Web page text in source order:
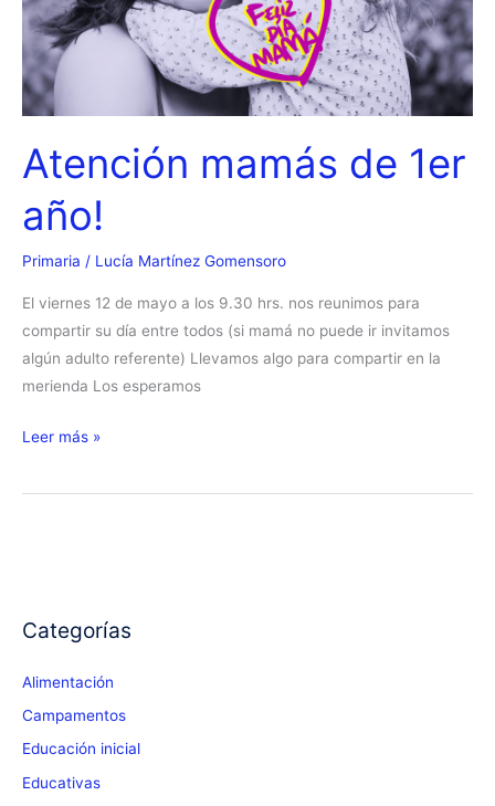
Atención mamás de 1er
año!
Primaria / Lucía Martínez Gomensoro
El viernes 12 de mayo a los 9.30 hrs. nos reunimos para
compartir su día entre todos (si mamá no puede ir invitamos
algún adulto referente) Llevamos algo para compartir en la
merienda Los esperamos
Atención
de
Leer más »
Categorías
Alimentación
Campamentos
Educación inicial
Educativas